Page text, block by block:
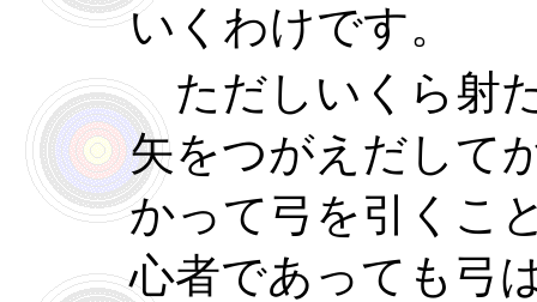
いくわけです。
ただしいくら射
矢をつがえだして
かって弓を引くこ
心者であっても弓